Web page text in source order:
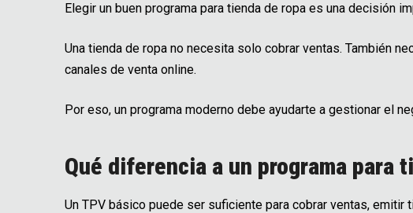
Elegir un buen programa para tienda de ropa es una decisión
Una tienda de ropa no necesita solo cobrar ventas. También
canales de venta online.
Por eso, un programa moderno debe ayudarte a gestionar el
Qué diferencia a un programa para
Un TPV básico puede ser suficiente para cobrar ventas,